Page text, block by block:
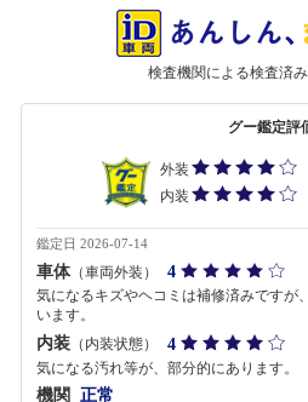
検査機関による検査済み
グー鑑定評
外装
内装
鑑定日 2026-07-14
車体（車両外装） 4
気になるキズやヘコミは補修済みですが
います。
内装 （内装状態） 4
気になる汚れ等が、部分的にあります。
機関 正常